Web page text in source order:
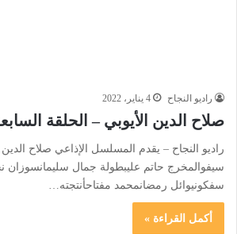
راديو النجاح 4 يناير، 2022
صلاح الدين الأيوبي – الحلقة
راديو النجاح – يقدم المسلسل الإذاعي صلاح الدين
سيفوالمخرج حاتم عليبطولة جمال سليمانسوزان
سفكونيوائل رمضانمحمد مفتاحأنتجته…
أكمل القراءة »